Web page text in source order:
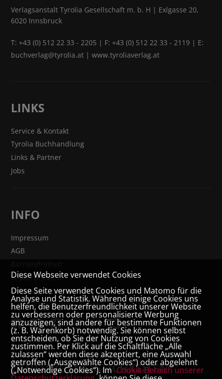
Verlagsanstalt Tyrolia Gesellschaft m. b. H | Exlgasse 20,
6020 Innsbruck
T:+43 (0) 512 22 33 - 2205 | F: +43 (0) 512 22 33 - 2119 | E:
buchverlag@tyrolia.at |www.tyroliaverlag.at
LINKS
Service & Kontakt
Tyrolia Buchhandlung
Links & Partner
Jobs
INFO
Impressum
AGB
Widerrufsrecht
VERTRAG WIDERRUFEN
Datenschutz- und Cookieerklärung
ZAHLUNGSMÖGLICHKEITEN
Diese Webseite verwendet Cookies
Diese Seite verwendet Cookies und Matomo für die
Analyse und Statistik. Während einige Cookies uns
helfen, die Benutzerfreundlichkeit unserer Website
zu verbessern oder personalisierte Werbung
anzuzeigen, sind andere für bestimmte Funktionen
(z. B. Warenkorb) notwendig. Sie können selbst
entscheiden, ob Sie der Nutzung von Cookies
zustimmen. Per Klick auf die Schaltfläche „Alle
zulassen“ werden diese akzeptiert, eine Auswahl
getroffen („Ausgewählte Cookies“) oder abgelehnt
(„Notwendige Cookies“). Im Cookie-Bereich unserer